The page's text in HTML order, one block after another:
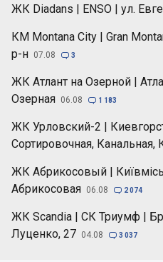
ЖК Diadans | ENSO | ул.
КМ Montana City | Gran
р-н 07.08  3
ЖК Атлант на Озерной |
Озерная 06.08  1 183
ЖК Урловский-2 |
Сортировочная, Канальная,
ЖК Абрикосовый |
Абрикосовая 06.08  2 074
ЖК Scandia | СК Триумф |
Луценко, 27 04.08  3 037